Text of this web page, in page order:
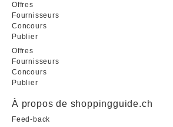
Offres
Fournisseurs
Concours
Publier
Offres
Fournisseurs
Concours
Publier
À propos de shoppingguide.ch
Feed-back